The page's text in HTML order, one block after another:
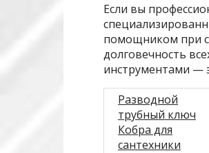
Если вы
помощником при
долговечность
инструментами —
Разводной
трубный ключ
Кобра для
сантехники